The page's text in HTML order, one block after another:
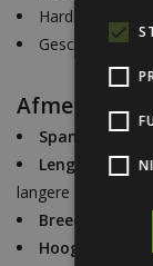
Hardhouten
Geschaafde
Afmetingen:
Spantafstand:
Lengte:
vanaf
langere lengtes op
Breedte:
Hoogte:
3,80